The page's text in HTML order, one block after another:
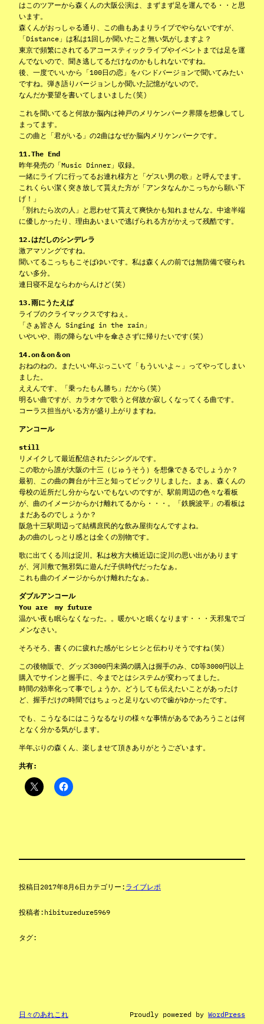
はこのツアーから森くんの大阪公演は、まずまず足を運んでる・・と思
います。
森くんがおっしゃる通り、この曲もあまりライブでやらないですが、
「Distance」は私は1回しか聞いたこと無い気がしますよ？
東京で頻繁にされてるアコースティックライブやイベントまでは足を運
んでないので、聞き逃してるだけなのかもしれないですね。
後、一度でいいから「100日の恋」をバンドバージョンで聞いてみたい
ですね。弾き語りバージョンしか聞いた記憶がないので。
なんだか要望を書いてしまいました(笑)
これを聞いてると何故か脳内は神戸のメリケンパーク界隈を想像してし
まってます。
この曲と「君がいる」の2曲はなぜか脳内メリケンパークです。
11.The End
昨年発売の「Music Dinner」収録。
一緒にライブに行ってるお連れ様方と「ゲスい男の歌」と呼んでます。
これくらい潔く突き放して貰えた方が「アンタなんかこっちから願い下
げ！」
「別れたら次の人」と思わせて貰えて爽快かも知れませんな。中途半端
に優しかったり、理由あいまいで逃げられる方がかえって残酷です。
12.はだしのシンデレラ
激アマソングですね。
聞いてるこっちもこそばゆいです。私は森くんの前では無防備で寝られ
ない多分。
連日寝不足ならわからんけど(笑)
13.雨にうたえば
ライブのクライマックスですねぇ。
「さぁ皆さん Singing in the rain」
いやいや、雨の降らない中を傘ささずに帰りたいです(笑)
14.on＆on＆on
おねのねの。またいい年ぶっこいて「もういいよ～」ってやってしまい
ました。
ええんです、「乗ったもん勝ち」だから(笑)
明るい曲ですが、カラオケで歌うと何故か寂しくなってくる曲です。
コーラス担当がいる方が盛り上がりますね。
アンコール
still
リメイクして最近配信されたシングルです。
この歌から誰が大阪の十三（じゅうそう）を想像できるでしょうか？
最初、この曲の舞台が十三と知ってビックリしました。まぁ、森くんの
母校の近所だし分からないでもないのですが、駅前周辺の色々な看板
が、曲のイメージからかけ離れてるから・・・。「鉄腕波平」の看板は
まだあるのでしょうか？
阪急十三駅周辺って結構庶民的な飲み屋街なんですよね。
あの曲のしっとり感とは全くの別物です。
歌に出てくる川は淀川。私は枚方大橋近辺に淀川の思い出があります
が、河川敷で無邪気に遊んだ子供時代だったなぁ。
これも曲のイメージからかけ離れたなぁ。
ダブルアンコール
You are my future
温かい夜も眠らなくなった。。暖かいと眠くなります・・・天邪鬼でゴ
メンなさい。
そろそろ、書くのに疲れた感がヒシヒシと伝わりそうですね(笑)
この後物販で、グッズ3000円未満の購入は握手のみ、CD等3000円以上
購入でサインと握手に、今までとはシステムが変わってました。
時間の効率化って事でしょうか。どうしても伝えたいことがあったけ
ど、握手だけの時間ではちょっと足りないので歯がゆかったです。
でも、こうなるにはこうなるなりの様々な事情があるであろうことは何
となく分かる気がします。
半年ぶりの森くん、楽しませて頂きありがとうございます。
共有:
投稿日2017年8月6日 カテゴリー: ライブレポ
投稿者: hibituredure5969
タグ:
日々のあれこれ Proudly powered by WordPress